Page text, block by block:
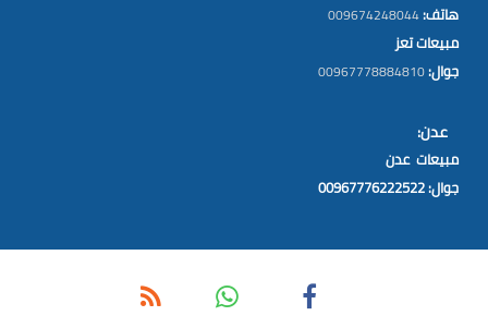
هاتف:009674248044
مبيعات تعز
جوال:00967778884810
عدن:
مبيعات عدن
جوال: 00967776222522